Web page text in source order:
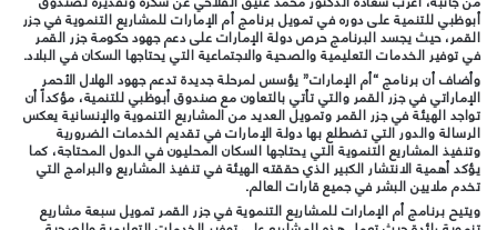
أبوظبي للتنمية على دوره في تمويل برنامج أم الإمارات للمشاريع التنموية في جزر
القمر، حيث يجسد البرنامج حرص دولة الإمارات على دعم جهود حكومة جزر القمر
في توفير الخدمات التعليمية والصحية والاجتماعية التي يحتاجها السكان في البلاد.
وأضاف أن برنامج “أم الإمارات” يؤسس لمرحلة جديدة تدعم جهود الهلال الأحمر
الإماراتي في جزر القمر والتي تأتي بالتعاون مع صندوق أبوظبي للتنمية، مؤكداً أن
تواجد الهيئة في جزر القمر وتمويل العديد من المشاريع التنموية والإنسانية يعكس
الرسالة والدور التي تضطلع بها دولة الإمارات في تقديم الخدمات الضرورية
وتنفيذ المشاريع التنموية التي يحتاجها السكان المحليون في الدول المحتاجة، كما
يؤكد أهمية الانتشار الكبير الذي حققته الهيئة في تنفيذ المشاريع والبرامج التي
تخدم ملايين البشر في جميع قارات العالم.
ويتيح برنامج أم الإمارات للمشاريع التنموية في جزر القمر تمويل سبعة مشاريع